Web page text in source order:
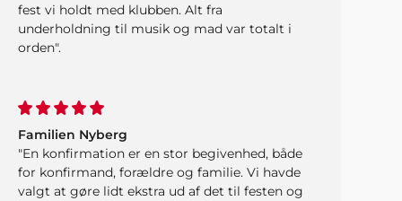
fest vi holdt med klubben. Alt fra
underholdning til musik og mad var totalt i
orden".
Familien Nyberg
"En konfirmation er en stor begivenhed, både
for konfirmand, forældre og familie. Vi havde
valgt at gøre lidt ekstra ud af det til festen og